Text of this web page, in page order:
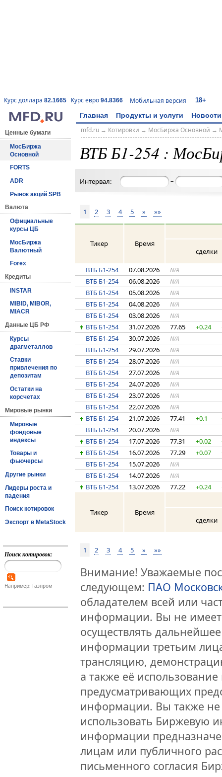
Курс доллара 82.1665 Курс евро 94.8366 Мобильная версия 18+
Главная Продукты и услуги Новости
Ценные бумаги
МосБиржа
Основной
FORTS
ADR
Рынок акций SPB
Валюта
Официальные
курсы ЦБ
МосБиржа
Валютный
Forex
Кредиты
INSTAR
MIBID, MIBOR,
MIACR
Данные ЦБ РФ
Курсы
драгметаллов
Ставки
привлечения по
депозитам
Остатки на
корсчетах
Мировые рынки
Мировые
фондовые
индексы
Товары и
фьючерсы
Другие рынки
Лидеры роста и
падения
Поиск котировок
Экспорт в MetaStock
Поиск котировок:
Например: Газпром
mfd.ru→ Котировки → МосБиржа Основной →
ВТБ Б1-254 :
Интервал: –
1 2 3 4 5 » »»
Тикер
Время
сделки
ВТБ Б1-254 07.08.2026 N/A
ВТБ Б1-254 06.08.2026 N/A
ВТБ Б1-254 05.08.2026 N/A
ВТБ Б1-254 04.08.2026 N/A
ВТБ Б1-254 03.08.2026 N/A
ВТБ Б1-254 31.07.2026 77.65 +0.24
ВТБ Б1-254
30.07.2026 N/A
ВТБ Б1-254 29.07.2026 N/A
ВТБ Б1-254 28.07.2026 N/A
ВТБ Б1-254 27.07.2026 N/A
ВТБ Б1-254 24.07.2026 N/A
ВТБ Б1-254 23.07.2026 N/A
ВТБ Б1-254 22.07.2026 N/A
ВТБ Б1-254 21.07.2026 77.41 +0.1
ВТБ Б1-254
20.07.2026 N/A
ВТБ Б1-254 17.07.2026 77.31 +0.02
ВТБ Б1-254
16.07.2026 77.29 +0.07
ВТБ Б1-254
15.07.2026 N/A
ВТБ Б1-254 14.07.2026 N/A
ВТБ Б1-254 13.07.2026 77.22 +0.24
Тикер
Время
сделки
1 2 3 4 5 » »»
Внимание! Уважаемые
следующем: ПАО
обладателем всей или
информации. Вы не
осуществлять
информации третьим
трансляцию,
а также её
предусматривающих
информации. Вы также не
использовать Биржевую
информации
лицам или публичного
письменного согласия